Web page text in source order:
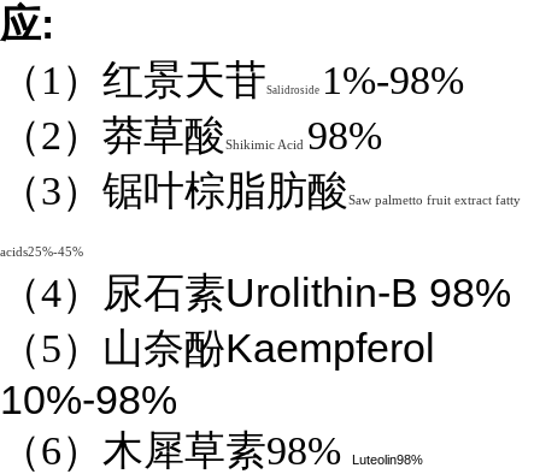
应:
（1）红景天苷Salidroside 1%-98%
（2）莽草酸Shikimic Acid 98%
（3）锯叶棕脂肪酸Saw palmetto fruit extract fatty
acids25%-45%
（4） 尿石素Urolithin-B 98%
（5）山奈酚Kaempferol
10%-98%
（6）木犀草素98% Luteolin98%